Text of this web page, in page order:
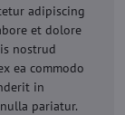
adipiscing
et dolore
nostrud
ea commodo
in
pariatur.